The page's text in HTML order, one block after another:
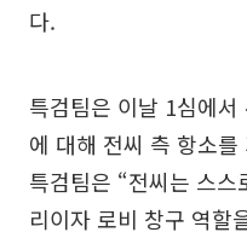
다.
특검팀은 이날 1심에
에 대해 전씨 측 항소
특검팀은 “전씨는 스
리이자 로비 창구 역할